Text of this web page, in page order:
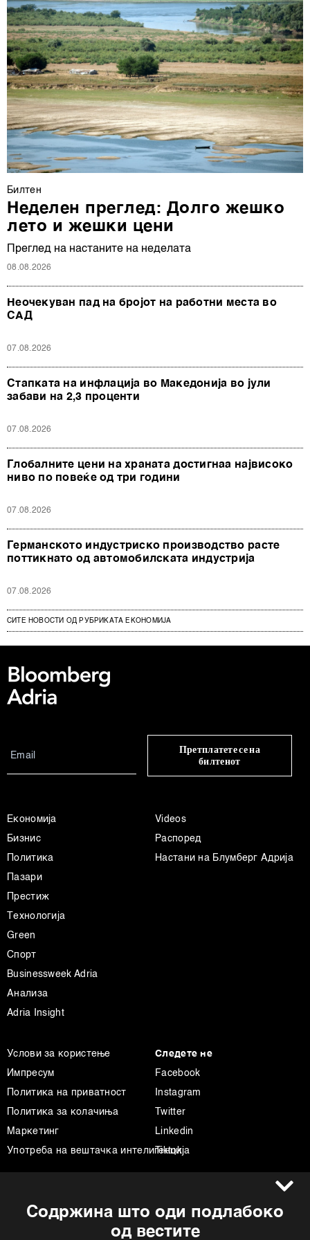
Билтен
Неделен преглед: Долго жешко
лето и жешки цени
Преглед на настаните на неделата
08.08.2026
Неочекуван пад на бројот на работни места во
САД
07.08.2026
Стапката на инфлација во Македонија во јули
забави на 2,3 проценти
07.08.2026
Глобалните цени на храната достигнаа највисоко
ниво по повеќе од три години
07.08.2026
Германското индустриско производство расте
поттикнато од автомобилската индустрија
07.08.2026
СИТЕ НОВОСТИ ОД РУБРИКАТА ЕКОНОМИЈА
Содржина што оди подлабоко
од вестите
Претплатете се на
билтенот
Економија
Бизнис
Политика
Пазари
Престиж
Технологија
Green
Спорт
Businessweek Adria
Анализа
Adria Insight
Videos
Распоред
Настани на Блумберг Адрија
Услови за користење
Импресум
Политика на приватност
Политика за колачиња
Маркетинг
Употреба на вештачка интелигенција
Следете не
Facebook
Instagram
Twitter
Linkedin
Tiktok
©2022 - 2026 Bloomberg L.P. All Rights Reserved. BLOOMBERG and the
BLOOMBERG logo are registered trademarks and service marks of
Bloomberg Finance L.P. or its subsidiaries, displayed with permission
Bloomberg Adria is a Mtel Swiss SA Property